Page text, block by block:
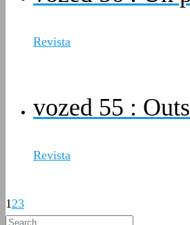
Revista
vozed 55 :
Revista
1 23